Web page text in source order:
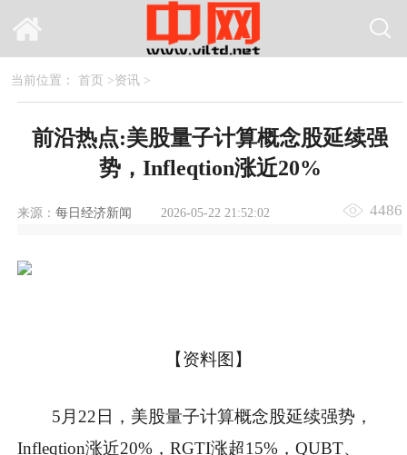
当前位置： 首页 >资讯>
前沿热点:美股量子计算概念股延续强
势，Infleqtion涨近20%
来源： 每日经济新闻 2026-05-22 21:52:02 4486
【资料图】
5月22日，美股量子计算概念股延续强势，
Infleqtion涨近20%，RGTI涨超15%，QUBT、